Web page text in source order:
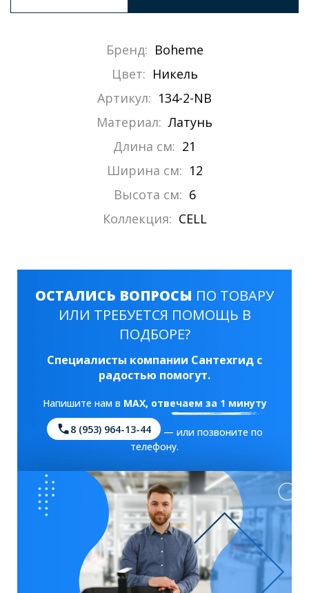
Бренд: Boheme
Цвет: Никель
Артикул: 134-2-NB
Материал: Латунь
Длина см: 21
Ширина см: 12
Высота см: 6
Коллекция: CELL
ОСТАЛИСЬ ВОПРОСЫ ПО ТОВАРУ
ИЛИ ТРЕБУЕТСЯ ПОМОЩЬ В
ПОДБОРЕ?
Специалисты компании Сантехгид с
радостью помогут.
Напишите нам в MAX, отвечаем за 1 минуту
8 (953) 964-13-44
— или позвоните по
телефону.